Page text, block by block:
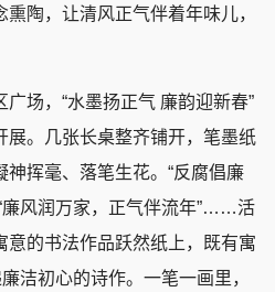
陶，让清风正气伴着年味儿，
场，“水墨扬正气 廉韵迎新春”
展。几张长桌整齐铺开，笔墨纸
挥毫、落笔生花。“反腐倡廉
廉风润万家，正气伴流年”……活
意的书法作品跃然纸上，既有寓
洁初心的诗作。一笔一画里，